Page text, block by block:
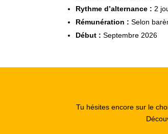
Rythme d’alternance : 2
Rémunération : Selon
Début : Septembre 2026
Tu hésites encore sur le